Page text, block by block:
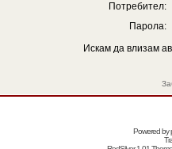
Потребител:
Парола:
Искам да влизам
Powered by